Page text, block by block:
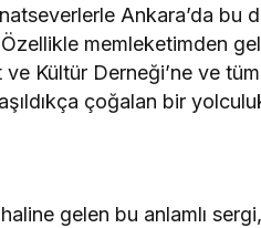
Ankara’da bu
memleketimden
Kültür Derneği’ne ve
çoğalan bir
gelen bu anlamlı